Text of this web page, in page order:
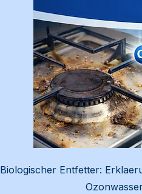
Biologischer Entfetter: